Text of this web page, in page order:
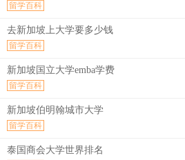
留学百科
去新加坡上大学要多少钱
留学百科
新加坡国立大学emba学费
留学百科
新加坡伯明翰城市大学
留学百科
泰国商会大学世界排名